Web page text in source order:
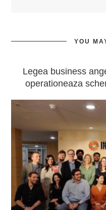
YOU
Legea business
operationeaza